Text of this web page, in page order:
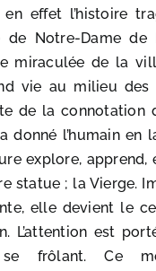
effet l’histoire
de Notre-Dame de
miraculée de la
vie au milieu des
de la connotation
donné l’humain en
explore, apprend,
statue ; la Vierge.
elle devient le
L’attention est
se frôlant. Ce